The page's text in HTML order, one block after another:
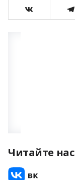
Читайте нас